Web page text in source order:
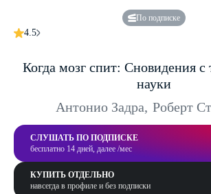
По подписке
4.5
Когда мозг спит: Сновидения с
науки
Антонио Задра, Роберт
СЛУШАТЬ ПО ПОДПИСКЕ
бесплатно 14 дней, далее /мес
КУПИТЬ ОТДЕЛЬНО
навсегда в профиле и без подписки